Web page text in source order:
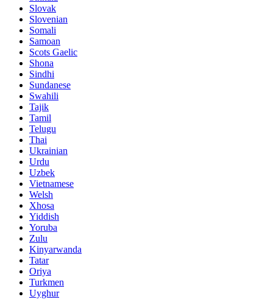
Slovak
Slovenian
Somali
Samoan
Scots Gaelic
Shona
Sindhi
Sundanese
Swahili
Tajik
Tamil
Telugu
Thai
Ukrainian
Urdu
Uzbek
Vietnamese
Welsh
Xhosa
Yiddish
Yoruba
Zulu
Kinyarwanda
Tatar
Oriya
Turkmen
Uyghur